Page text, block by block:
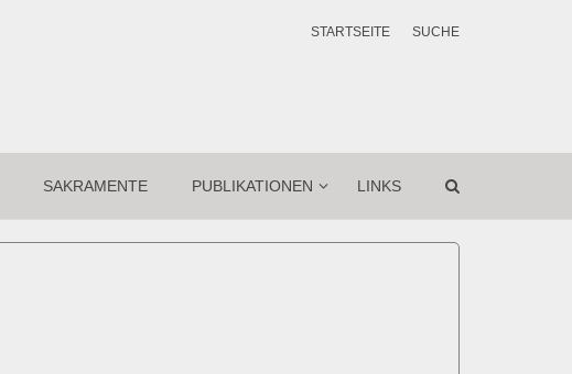
STARTSEITE SUCHE
SAKRAMENTE PUBLIKATIONEN LINKS